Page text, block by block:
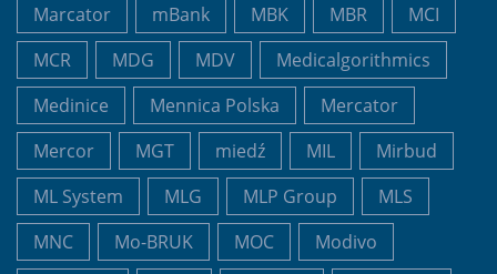
Marcator
mBank MBK MBR
MCI
MCR
MDG MDV
Medicalgorithmics
Medinice
Mennica Polska
Mercator
Mercor
MGT miedź MIL
Mirbud
ML System
MLG MLP Group
MLS
MNC
Mo-BRUK MOC
Modivo